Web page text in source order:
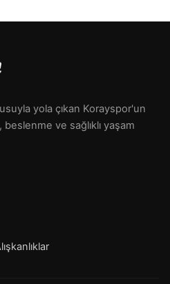
yola çıkan Korayspor'un
ve sağlıklı yaşam